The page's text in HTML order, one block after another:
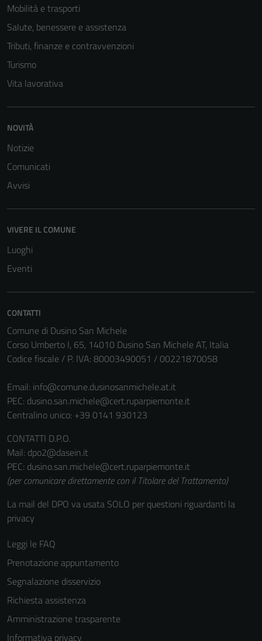
Mobilità e trasporti
Salute, benessere e assistenza
Tributi, finanze e contravvenzioni
Turismo
Vita lavorativa
NOVITÀ
Notizie
Comunicati
Avvisi
VIVERE IL COMUNE
Luoghi
Eventi
CONTATTI
Comune di Dusino San Michele
Corso Umberto I, 65, 14010 Dusino San Michele AT, Italia
Codice fiscale / P. IVA: 80003490051 / 00221870058
Email: info@comune.dusinosanmichele.at.it
PEC: dusino.san.michele@cert.ruparpiemonte.it
Centralino unico: +39 0141 930123
CONTATTI D.P.O.
Mail: dpo2@dasein.it
PEC: dusino.san.michele@cert.ruparpiemonte.it
(per comunicare direttamente con il Titolare del Trattamento)
La mail del DPO va usata SOLO per questioni riguardanti la
privacy
Leggi le FAQ
Prenotazione appuntamento
Segnalazione disservizio
Richiesta assistenza
Amministrazione trasparente
Informativa privacy
essere
disabilitati.
non raccolgono
informazioni